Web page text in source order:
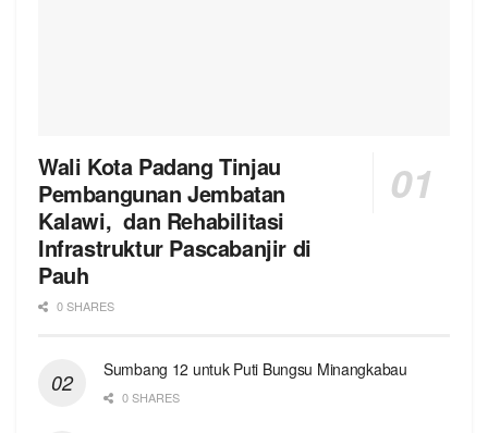
Wali Kota Padang Tinjau
Pembangunan Jembatan
Kalawi, dan Rehabilitasi
Infrastruktur Pascabanjir di
Pauh
0 SHARES
Sumbang 12 untuk Puti Bungsu Minangkabau
0 SHARES